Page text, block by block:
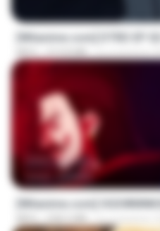
[Witanime.com] DTRD EP
MP4 319.8 MB il y a environ
[Witanime.com]
MP4 228.5 MB il y a environ